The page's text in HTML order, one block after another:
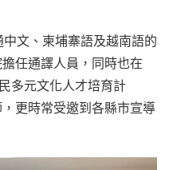
文、柬埔寨語及越南語的
任通譯人員，同時也在
多元文化人才培育計
更時常受邀到各縣市宣導